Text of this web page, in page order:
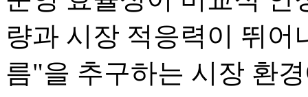
량과 시장 적응력이 뛰
름"을 추구하는 시장 환